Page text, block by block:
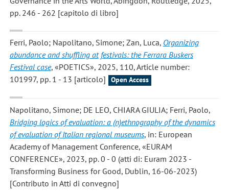
pp. 246 - 262 [capitolo di libro]
Ferri, Paolo; Napolitano, Simone; Zan, Luca, Organizing
abundance and shuffling at festivals: the Ferrara Buskers
Festival case, «POETICS», 2025, 110, Article number:
101997, pp. 1 - 13 [articolo]
Open Access
Napolitano, Simone; DE LEO, CHIARA GIULIA; Ferri, Paolo,
Bridging logics of evaluation: a (n)ethnography of the dynamics
of evaluation of Italian regional museums, in: European
Academy of Management Conference, «EURAM
CONFERENCE», 2023, pp. 0 - 0 (atti di: Euram 2023 -
Transforming Business for Good, Dublin, 16-06-2023)
[Contributo in Atti di convegno]